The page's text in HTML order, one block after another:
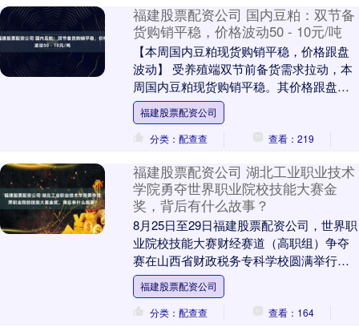
福建股票配资公司 国内豆粕：双节备
货购销平稳，价格波动50 - 10元/吨
【本周国内豆粕现货购销平稳，价格跟盘
波动】 受养殖端双节前备货需求拉动，本
周国内豆粕现货购销平稳。其价格跟盘波
动，且跌幅小于期货价格。 8月26日，沿
海地区43....
福建股票配资公司
分类：配查查
查看：219
福建股票配资公司 湖北工业职业技术
学院勇夺世界职业院校技能大赛金
奖，背后有什么故事？
8月25日至29日福建股票配资公司，世界职
业院校技能大赛财经赛道（高职组）争夺
赛在山西省财政税务专科学校圆满举行。
这是一场汇聚了来自206支优秀代表队的财
经领域....
福建股票配资公司
分类：配查查
查看：164